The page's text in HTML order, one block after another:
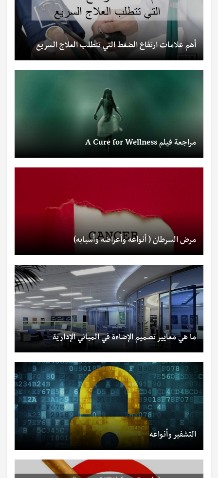
أهم علامات ارتفاع الضغط التي تتطلب العلاج السريع
مراجعة فيلم A Cure for Wellness
مرض السرطان ( أنواعه وأعراضه وأسبابه)
ما هي معايير تصميم الإضاءة في المباني الإدارية
التشفير وأنواعه